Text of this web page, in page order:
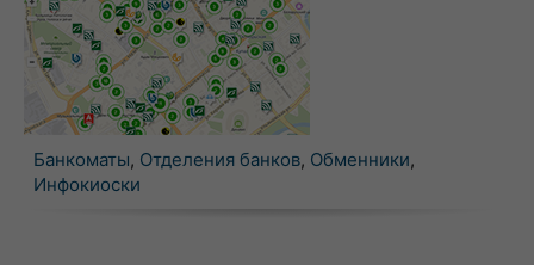
Банкоматы, Отделения банков, Обменники,
Инфокиоски